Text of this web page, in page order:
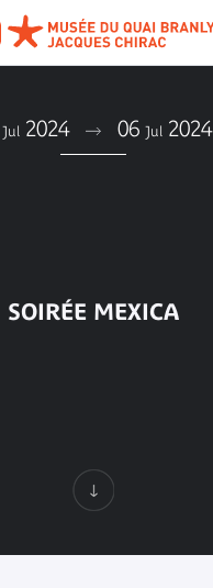
Jul 2024 06 Jul 2024
SOIRÉE MEXICA